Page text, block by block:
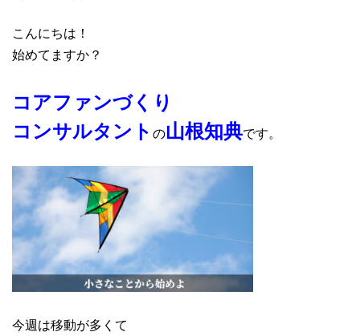
こんにちは！
始めてますか？
コアファンづくり
コンサルタント の山根知典です。
今週は移動が多くて